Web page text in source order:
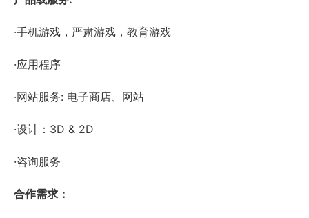
·手机游戏，严肃游戏，教育游戏
·应用程序
·网站服务: 电子商店、网站
·设计：3D & 2D
·咨询服务
合作需求：